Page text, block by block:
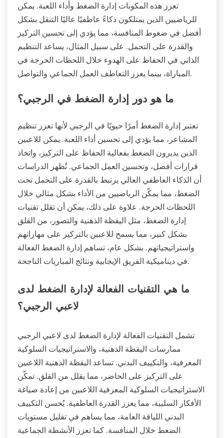
تعزز هذه المكونات إدارة الضغط وأداء اللعبة. يمكن
للرياضيين الذين يمتلكون ذكاءً عاطفيًا عاليًا التنقل بشكل
أفضل في ضغوط المنافسة، مما يؤدي إلى تحسين التركيز
والقدرة على التحمل. على سبيل المثال، يساعد التنظيم
الذاتي في الحفاظ على الهدوء خلال اللحظات الحرجة في
المباراة، بينما يعزز التعاطف العمل الجماعي والتواصل.
ما هو دور إدارة الضغط في الرجبي؟
تعتبر إدارة الضغط أمرًا حيويًا في الرجبي لأنها تعزز تنظيم
المشاعر، مما يؤدي إلى تحسين أداء اللعبة. يمكن للاعبين
الذين يديرون الضغط بفعالية الحفاظ على التركيز، واتخاذ
قرارات أفضل، وتحسين العمل الجماعي. تُظهر الدراسات
أن الذكاء العاطفي العالي يرتبط بالقدرة على التحمل تحت
الضغط، مما يمكّن الرياضيين من الأداء بشكل مثالي خلال
اللحظات الحرجة. علاوة على ذلك، يمكن أن تقلل تقنيات
إدارة الضغط، مثل اليقظة الذهنية والتصور، من القلق
بشكل كبير، مما يسمح للاعبين بالتركيز على مهاراتهم
واستراتيجياتهم. بشكل عام، تساهم إدارة الضغط الفعالة
في ديناميكية الفريق الإيجابية ونتائج المباريات الناجحة.
ما هي التقنيات الفعالة لإدارة الضغط لدى
لاعبي الرجبي؟
تشمل التقنيات الفعالة لإدارة الضغط لدى لاعبي الرجبي
ممارسات اليقظة الذهنية، والاستراتيجيات السلوكية
المعرفية، والتكييف البدني. تساعد اليقظة الذهنية اللاعبين
على التركيز على الحاضر، مما يقلل من القلق. تمكّن
الاستراتيجيات السلوكية المعرفية اللاعبين من إعادة صياغة
الأفكار السلبية، مما يعزز القدرة العاطفية. يُحسن التكييف
البدني اللياقة العامة، مما يساهم في تقليل مستويات
الضغط خلال المنافسة. كما تعزز الأنشطة الجماعية